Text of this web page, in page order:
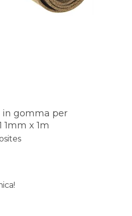
in gomma per
1mm x 1m